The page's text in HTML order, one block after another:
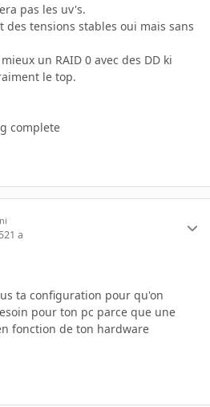
pas les uv's.
des tensions stables oui mais sans
un RAID 0 avec des DD ki
le top.
complete
21 a
ta configuration pour qu'on
pour ton pc parce que une
fonction de ton hardware